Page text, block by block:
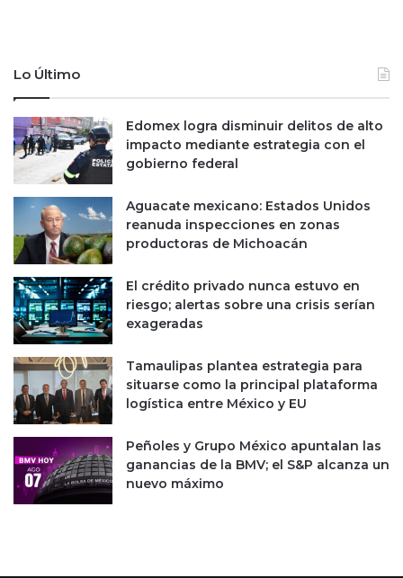
Lo Último
Edomex logra disminuir delitos de alto
impacto mediante estrategia con el
gobierno federal
Aguacate mexicano: Estados Unidos
reanuda inspecciones en zonas
productoras de Michoacán
El crédito privado nunca estuvo en
riesgo; alertas sobre una crisis serían
exageradas
Tamaulipas plantea estrategia para
situarse como la principal plataforma
logística entre México y EU
Peñoles y Grupo México apuntalan las
ganancias de la BMV; el S&P alcanza un
nuevo máximo